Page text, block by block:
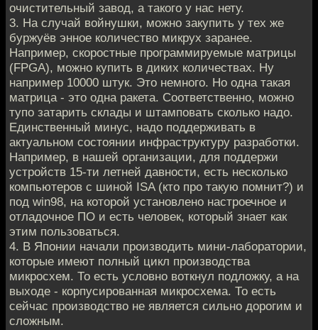
очистительный завод, а такого у нас нету.
3. На случай войнушки, можно закупить у тех же
буржуёв энное количество микрух заранее.
Например, скоростные программируемые матрицы
(FPGA), можно купить в диких количествах. Ну
например 10000 штук. Это немного. Но одна такая
матрица - это одна ракета. Соответственно, можно
тупо затарить склады и штамповать сколько надо.
Единственный минус, надо поддерживать в
актуальном состоянии инфраструктуру разработки.
Например, в нашей организации, для поддержи
устройств 15-ти летней давности, есть несколько
компьютеров с шиной ISA (кто про такую помнит?) и
под win98, на которой установлено настроечное и
отладочное ПО и есть человек, который знает как
этим пользоваться.
4. В Японии начали производить мини-лаборатории,
которые имеют полный цикл производства
микросхем. То есть условно воткнул подложку, а на
выходе - корпусированная микросхема. То есть
сейчас производство не является сильно дорогим и
сложным.